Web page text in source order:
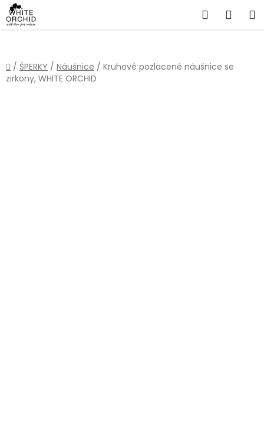
Přejít
na
obsah
Hledat
Domů
/ ŠPERKY / Náušnice / Kruhové pozlacené náušnice se
zirkony, WHITE ORCHID